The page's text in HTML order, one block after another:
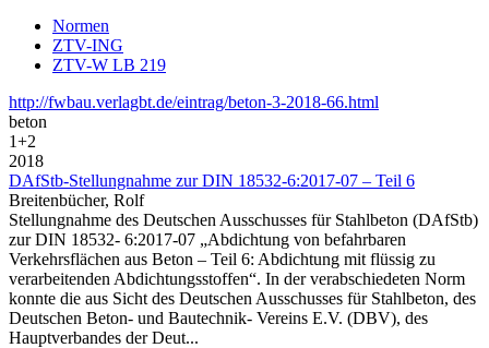
Normen
ZTV-ING
ZTV-W LB 219
http://fwbau.verlagbt.de/eintrag/beton-3-2018-66.html
beton
1+2
2018
DAfStb-Stellungnahme zur DIN 18532-6:2017-07 – Teil 6
Breitenbücher, Rolf
Stellungnahme des Deutschen Ausschusses für Stahlbeton (DAfStb)
zur DIN 18532- 6:2017-07 „Abdichtung von befahrbaren
Verkehrsflächen aus Beton – Teil 6: Abdichtung mit flüssig zu
verarbeitenden Abdichtungsstoffen“. In der verabschiedeten Norm
konnte die aus Sicht des Deutschen Ausschusses für Stahlbeton, des
Deutschen Beton- und Bautechnik- Vereins E.V. (DBV), des
Hauptverbandes der Deut...